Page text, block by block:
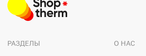
РАЗДЕЛЫ О НАС